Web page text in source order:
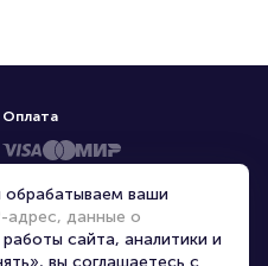
Оплата
ваши
адрес, данные о
работы сайта, аналитики и
вы соглашаетесь с